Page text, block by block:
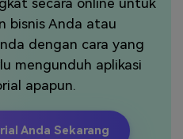
Apa yang Baru
secara online untuk
bisnis Anda atau
dengan cara yang
mengunduh aplikasi
apapun.
Anda Sekarang